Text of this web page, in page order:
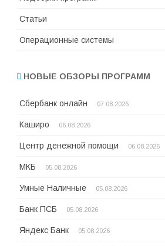
Статьи
Операционные системы
НОВЫЕ ОБЗОРЫ ПРОГРАММ
Сбербанк онлайн 07.08.2026
Каширо 06.08.2026
Центр денежной помощи 06.08.2026
МКБ 05.08.2026
Умные Наличные 05.08.2026
Банк ПСБ 05.08.2026
Яндекс Банк 05.08.2026